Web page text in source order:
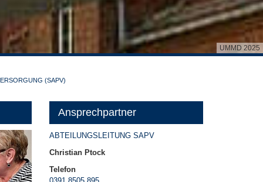
UMMD 2025
(SAPV)
Ansprechpartner
ABTEILUNGSLEITUNG SAPV
Christian Ptock
Telefon